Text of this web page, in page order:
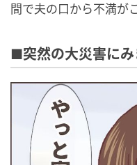
間で夫の口から不満が
■突然の大災害に